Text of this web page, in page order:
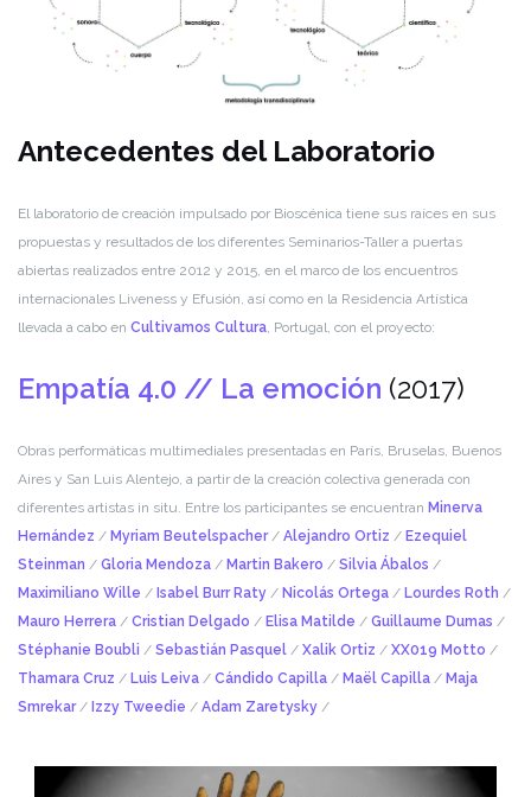
Antecedentes del Laboratorio
El laboratorio de creación impulsado por Bioscénica tiene sus raíces en sus
propuestas y resultados de los diferentes Seminarios-Taller a puertas
abiertas realizados entre 2012 y 2015, en el marco de los encuentros
internacionales Liveness y Efusión, así como en la Residencia Artística
llevada a cabo en Cultivamos Cultura, Portugal, con el proyecto:
Empatía 4.0 // La emoción (2017)
Obras performáticas multimediales presentadas en París, Bruselas, Buenos
Aires y San Luis Alentejo, a partir de la creación colectiva generada con
diferentes artistas in situ. Entre los participantes se encuentran Minerva
Hernández / Myriam Beutelspacher/ Alejandro Ortiz / Ezequiel
Steinman / Gloria Mendoza / Martin Bakero / Silvia Ábalos /
Maximiliano Wille / Isabel Burr Raty / Nicolás Ortega / Lourdes Roth /
Mauro Herrera / Cristian Delgado / Elisa Matilde / Guillaume Dumas /
Stéphanie Boubli / Sebastián Pasquel / Xalik Ortiz / XX019 Motto /
Thamara Cruz / Luis Leiva / Cándido Capilla / Maël Capilla / Maja
Smrekar/ Izzy Tweedie / Adam Zaretysky /